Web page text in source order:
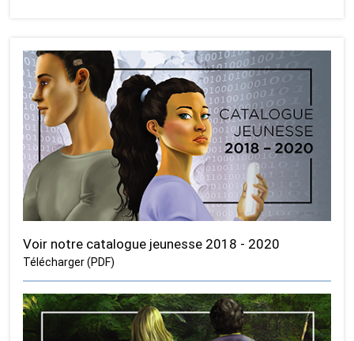
Voir notre catalogue jeunesse 2018 - 2020
Télécharger (PDF)